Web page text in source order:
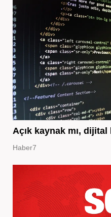
Açık kaynak mı, dijital
Haber7